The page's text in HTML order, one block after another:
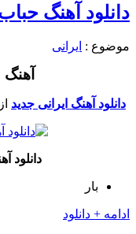
دانلود آهنگ
موضوع : ایرانی
دانلود آهنگ ایرانی جدید از
دانلود
بار
ادامه + دانلود